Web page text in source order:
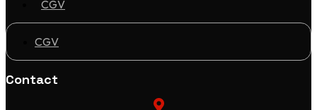
CGV
CGV
Contact